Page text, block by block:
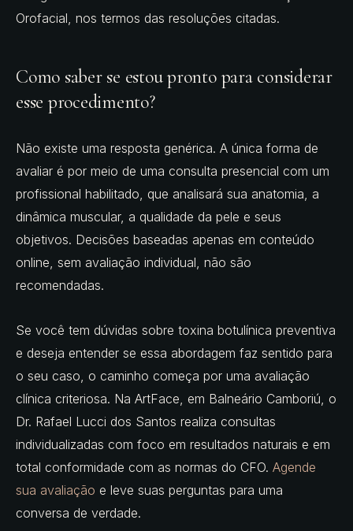
Orofacial, nos termos das resoluções citadas.
Como saber se estou pronto para considerar
esse procedimento?
Não existe uma resposta genérica. A única forma de
avaliar é por meio de uma consulta presencial com um
profissional habilitado, que analisará sua anatomia, a
dinâmica muscular, a qualidade da pele e seus
objetivos. Decisões baseadas apenas em conteúdo
online, sem avaliação individual, não são
recomendadas.
Se você tem dúvidas sobre toxina botulínica preventiva
e deseja entender se essa abordagem faz sentido para
o seu caso, o caminho começa por uma avaliação
clínica criteriosa. Na ArtFace, em Balneário Camboriú, o
Dr. Rafael Lucci dos Santos realiza consultas
individualizadas com foco em resultados naturais e em
total conformidade com as normas do CFO. Agende
sua avaliação e leve suas perguntas para uma
conversa de verdade.